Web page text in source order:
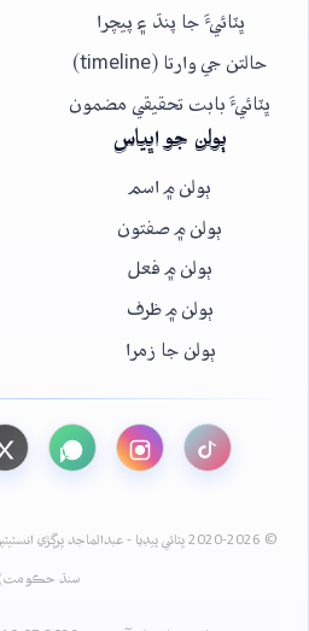
ڀٽائيءَ جا پنڌ ۽ پيچرا
حالتن جي وارتا (timeline)
ڀٽائيءَ بابت تحقيقي مضمون
ٻولن جو اڀياس
ٻولن ۾ اسم
ٻولن ۾ صفتون
ٻولن ۾ فعل
ٻولن ۾ ظرف
ٻولن جا زمرا
© 2020-2026 ڀٽائي پيڊيا - عبدالماجد
سنڌ حڪومت)